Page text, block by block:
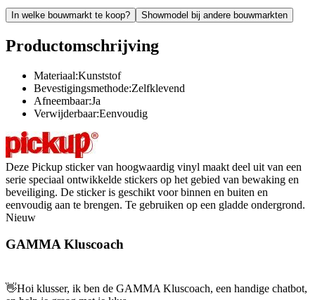
In welke bouwmarkt te koop? Showmodel bij andere bouwmarkten
Productomschrijving
Materiaal:Kunststof
Bevestigingsmethode:Zelfklevend
Afneembaar:Ja
Verwijderbaar:Eenvoudig
Deze Pickup sticker van hoogwaardig vinyl maakt deel uit van een
serie speciaal ontwikkelde stickers op het gebied van bewaking en
beveiliging. De sticker is geschikt voor binnen en buiten en
eenvoudig aan te brengen. Te gebruiken op een gladde ondergrond.
Nieuw
GAMMA Kluscoach
👋Hoi klusser, ik ben de GAMMA Kluscoach, een handige chatbot,